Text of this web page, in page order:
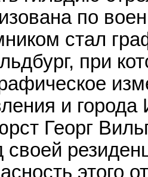
по
стал
при
и города
Георг
своей
этого